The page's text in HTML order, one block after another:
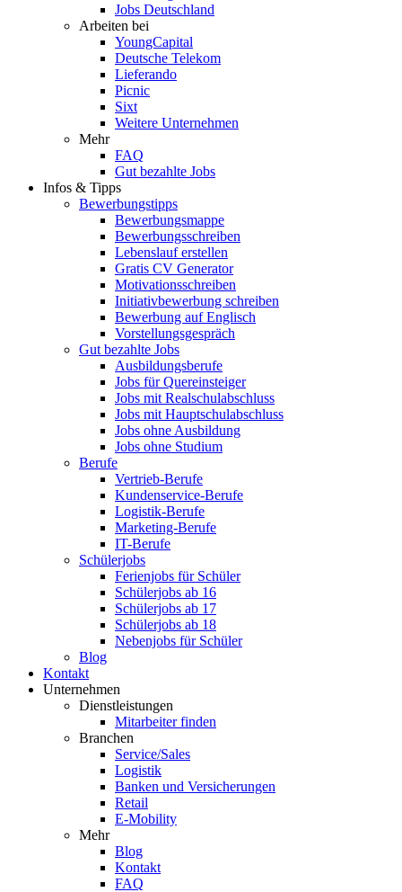
Jobs Deutschland
Arbeiten bei
YoungCapital
Deutsche Telekom
Lieferando
Picnic
Sixt
Weitere Unternehmen
Mehr
FAQ
Gut bezahlte Jobs
Infos & Tipps
Bewerbungstipps
Bewerbungsmappe
Bewerbungsschreiben
Lebenslauf erstellen
Gratis CV Generator
Motivationsschreiben
Initiativbewerbung schreiben
Bewerbung auf Englisch
Vorstellungsgespräch
Gut bezahlte Jobs
Ausbildungsberufe
Jobs für Quereinsteiger
Jobs mit Realschulabschluss
Jobs mit Hauptschulabschluss
Jobs ohne Ausbildung
Jobs ohne Studium
Berufe
Vertrieb-Berufe
Kundenservice-Berufe
Logistik-Berufe
Marketing-Berufe
IT-Berufe
Schülerjobs
Ferienjobs für Schüler
Schülerjobs ab 16
Schülerjobs ab 17
Schülerjobs ab 18
Nebenjobs für Schüler
Blog
Kontakt
Unternehmen
Dienstleistungen
Mitarbeiter finden
Branchen
Service/Sales
Logistik
Banken und Versicherungen
Retail
E-Mobility
Mehr
Blog
Kontakt
FAQ